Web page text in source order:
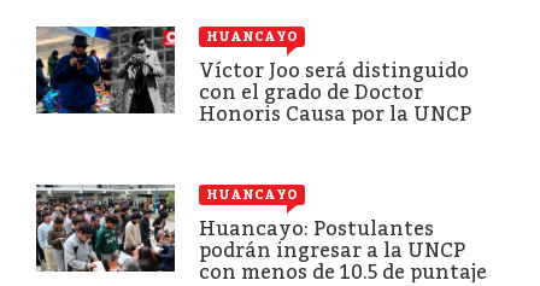
HUANCAYO
Víctor Joo será distinguido
con el grado de Doctor
Honoris Causa por la UNCP
HUANCAYO
Huancayo: Postulantes
podrán ingresar a la UNCP
con menos de 10.5 de puntaje